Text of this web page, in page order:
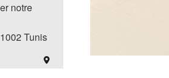
notre
Tunis